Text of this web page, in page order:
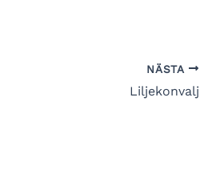
NÄSTA
Liljekonvalj